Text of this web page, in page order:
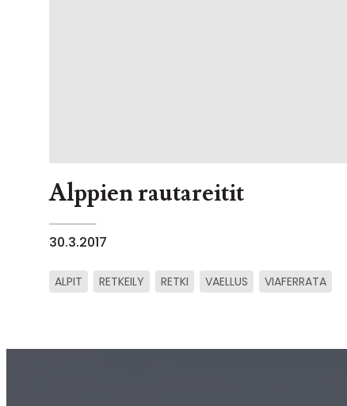
Alppien rautareitit
30.3.2017
ALPIT RETKEILY RETKI VAELLUS VIAFERRATA